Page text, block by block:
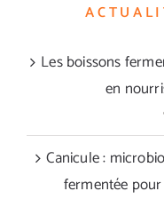
Les boissons
en
Canicule :
fermentée